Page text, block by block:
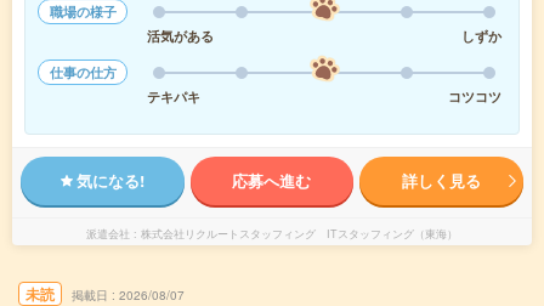
職場の様子
活気がある
しずか
仕事の仕方
テキパキ
コツコツ
気になる! 応募へ進む 詳しく見る
派遣会社 株式会社リクルートスタッフィング ITスタッフィング（東海）
未読 掲載日 2026/08/07